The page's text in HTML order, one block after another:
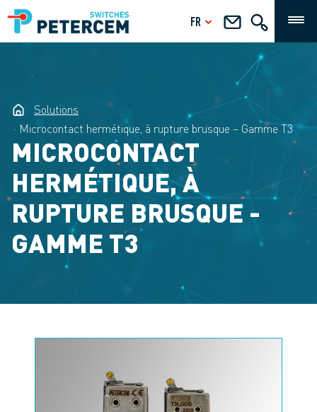
FR
Solutions
Microcontact hermétique, à rupture brusque – Gamme T3
MICROCONTACT
HERMÉTIQUE, À
RUPTURE BRUSQUE -
GAMME T3